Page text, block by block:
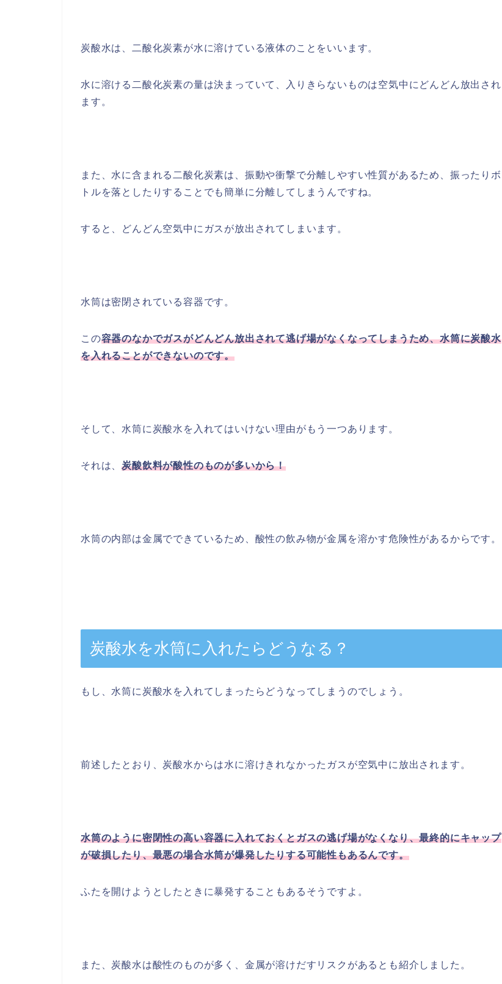
炭酸水は、二酸化炭素が水に溶けている液体のことをいいます。
水に溶ける二酸化炭素の量は決まっていて、入りきらないものは空気中にどんどん放出され
ます。
また、水に含まれる二酸化炭素は、振動や衝撃で分離しやすい性質があるため、振ったりボ
トルを落としたりすることでも簡単に分離してしまうんですね。
すると、どんどん空気中にガスが放出されてしまいます。
水筒は密閉されている容器です。
この容器のなかでガスがどんどん放出されて逃げ場がなくなってしまうため、水筒に炭酸水
を入れることができないのです。
そして、水筒に炭酸水を入れてはいけない理由がもう一つあります。
それは、炭酸飲料が酸性のものが多いから！
水筒の内部は金属でできているため、酸性の飲み物が金属を溶かす危険性があるからです。
炭酸水を水筒に入れたらどうなる？
もし、水筒に炭酸水を入れてしまったらどうなってしまうのでしょう。
前述したとおり、炭酸水からは水に溶けきれなかったガスが空気中に放出されます。
水筒のように密閉性の高い容器に入れておくとガスの逃げ場がなくなり、最終的にキャップ
が破損したり、最悪の場合水筒が爆発したりする可能性もあるんです。
ふたを開けようとしたときに暴発することもあるそうですよ。
また、炭酸水は酸性のものが多く、金属が溶けだすリスクがあるとも紹介しました。